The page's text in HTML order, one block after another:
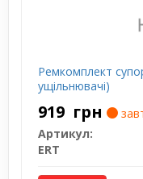
Ремкомплект
ущільнювачі)
919 грн
Артикул:
ERT